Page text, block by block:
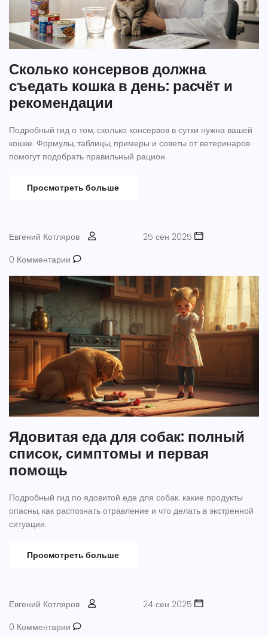
Сколько консервов должна
съедать кошка в день: расчёт и
рекомендации
Подробный гид о том, сколько консервов в сутки нужна вашей
кошке. Формулы, таблицы, примеры и советы от ветеринаров
помогут подобрать правильный рацион.
Просмотреть больше
Евгений Котляров
25 сен 2025
0 Комментарии
Ядовитая еда для собак: полный
список, симптомы и первая
помощь
Подробный гид по ядовитой еде для собак: какие продукты
опасны, как распознать отравление и что делать в экстренной
ситуации.
Просмотреть больше
Евгений Котляров
24 сен 2025
0 Комментарии